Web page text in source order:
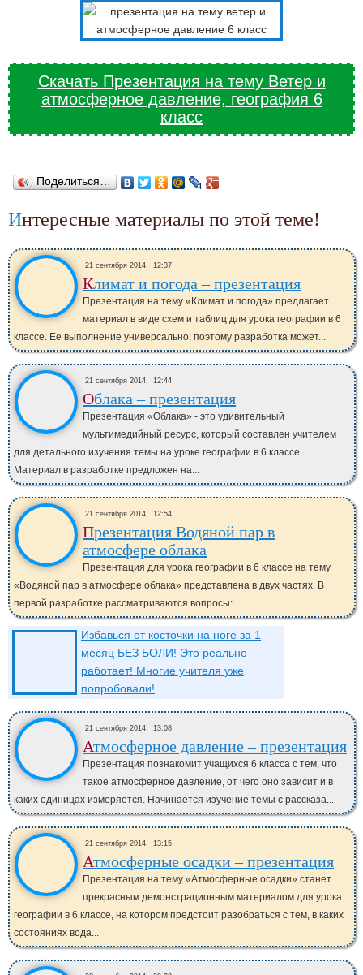
Скачать Презентация на тему Ветер и
атмосферное давление, география 6
класс
Поделиться…
Интересные материалы по этой теме!
21 сентября 2014, 12:37
Климат и погода – презентация
Презентация на тему «Климат и погода» предлагает
материал в виде схем и таблиц для урока географии в 6
классе. Ее выполнение универсально, поэтому разработка может...
21 сентября 2014, 12:44
Облака – презентация
Презентация «Облака» - это удивительный
мультимедийный ресурс, который составлен учителем
для детального изучения темы на уроке географии в 6 классе.
Материал в разработке предложен на...
21 сентября 2014, 12:54
Презентация Водяной пар в
атмосфере облака
Презентация для урока географии в 6 классе на тему
«Водяной пар в атмосфере облака» представлена в двух частях. В
первой разработке рассматриваются вопросы: ...
Избавься от косточки на ноге за 1
месяц БЕЗ БОЛИ! Это реально
работает! Многие учителя уже
попробовали!
21 сентября 2014, 13:08
Атмосферное давление – презентация
Презентация познакомит учащихся 6 класса с тем, что
такое атмосферное давление, от чего оно зависит и в
каких единицах измеряется. Начинается изучение темы с рассказа...
21 сентября 2014, 13:15
Атмосферные осадки – презентация
Презентация на тему «Атмосферные осадки» станет
прекрасным демонстрационным материалом для урока
географии в 6 классе, на котором предстоит разобраться с тем, в каких
состояниях вода...